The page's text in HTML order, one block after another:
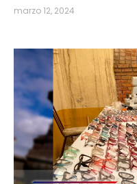
marzo 12, 2024